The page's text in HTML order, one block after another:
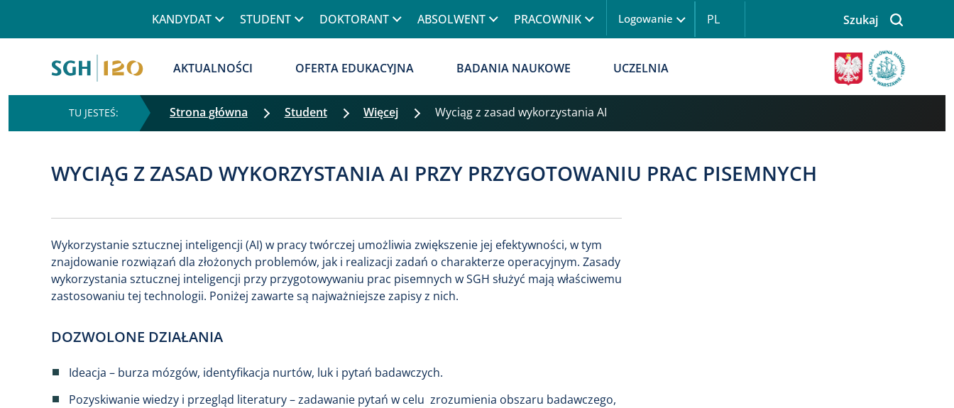
KANDYDAT STUDENT DOKTORANT ABSOLWENT PRACOWNIK Menu logowanie
Logowanie PL
Szukaj
AKTUALNOŚCI
OFERTA EDUKACYJNA BADANIA NAUKOWE UCZELNIA
Obraz
Strona główna Student Więcej Wyciąg z zasad wykorzystania AI
WYCIĄG Z ZASAD WYKORZYSTANIA AI PRZY PRZYGOTOWANIU PRAC PISEMNYCH
Wykorzystanie sztucznej inteligencji (AI) w pracy twórczej umożliwia zwiększenie jej efektywności, w tym
znajdowanie rozwiązań dla złożonych problemów, jak i realizacji zadań o charakterze operacyjnym. Zasady
wykorzystania sztucznej inteligencji przy przygotowywaniu prac pisemnych w SGH służyć mają właściwemu
zastosowaniu tej technologii. Poniżej zawarte są najważniejsze zapisy z nich.
DOZWOLONE DZIAŁANIA
Ideacja – burza mózgów, identyfikacja nurtów, luk i pytań badawczych.
Pozyskiwanie wiedzy i przegląd literatury – zadawanie pytań w celu zrozumienia obszaru badawczego,